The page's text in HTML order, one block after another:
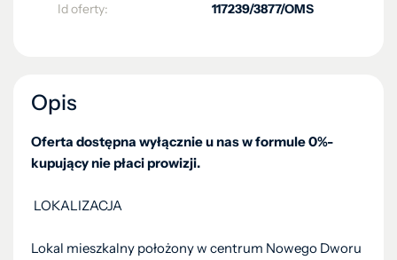
Id oferty: 117239/3877/OMS
Opis
Oferta dostępna wyłącznie u nas w formule 0%-
kupujący nie płaci prowizji.
LOKALIZACJA
Lokal mieszkalny położony w centrum Nowego Dworu